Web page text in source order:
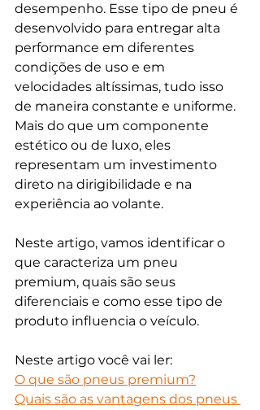
desempenho. Esse tipo de pneu é
desenvolvido para entregar alta
performance em diferentes
condições de uso e em
velocidades altíssimas, tudo isso
de maneira constante e uniforme.
Mais do que um componente
estético ou de luxo, eles
representam um investimento
direto na dirigibilidade e na
experiência ao volante.
Neste artigo, vamos identificar o
que caracteriza um pneu
premium, quais são seus
diferenciais e como esse tipo de
produto influencia o veículo.
Neste artigo você vai ler:
O que são pneus premium?
Quais são as vantagens dos pneus